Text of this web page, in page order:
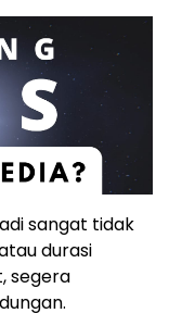
sangat tidak
durasi
segera